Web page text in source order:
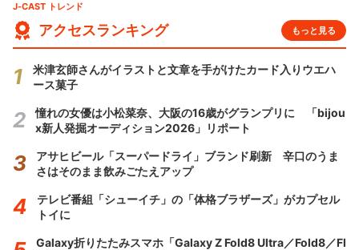
J-CAST トレンド
アクセスランキング もっと見る
米津玄師さんがイラストと文章を手がけたカード入りウエハ
ース菓子
憧れの女優は小松菜奈、大阪の16歳がグランプリに 「bijou
x新人発掘オーディション2026」リポート
アサヒビール「スーパードライ」ブランド刷新 辛口のうま
さはそのまま飲みごたえアップ
テレビ番組「シューイチ」の「体格ブラザーズ」がカプセル
トイに
Galaxy折りたたみスマホ「Galaxy Z Fold8 Ultra／Fold8／Fl